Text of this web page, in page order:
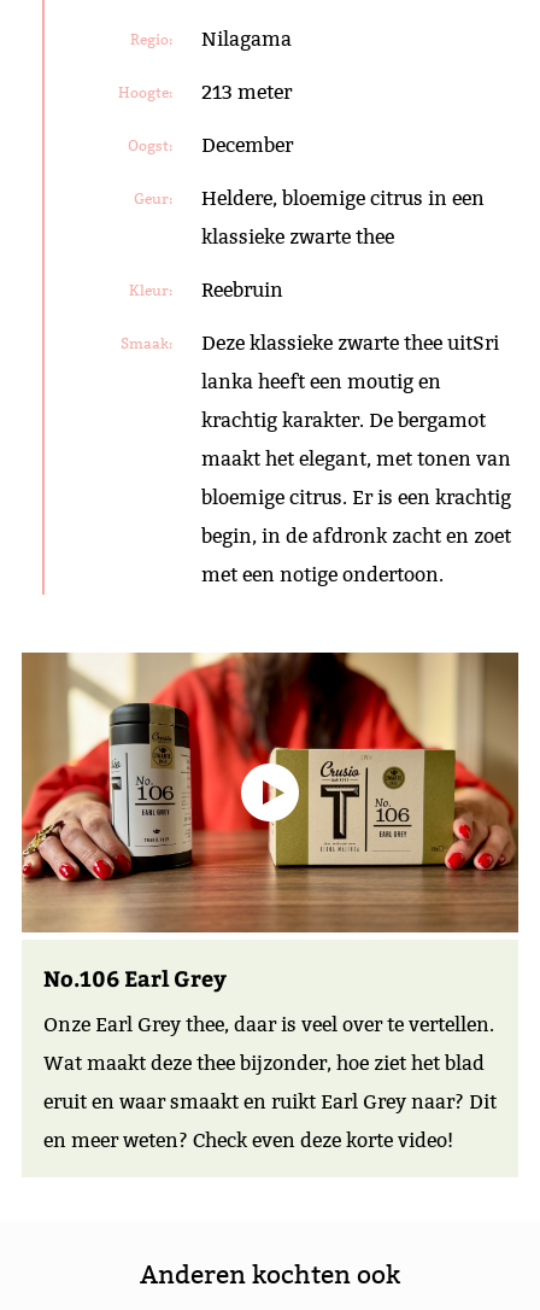
Regio: Nilagama
Hoogte: 213 meter
Oogst: December
Geur:
Heldere, bloemige citrus in een
klassieke zwarte thee
Kleur: Reebruin
Smaak:
Deze klassieke zwarte thee uitSri
lanka heeft een moutig en
krachtig karakter. De bergamot
maakt het elegant, met tonen van
bloemige citrus. Er is een krachtig
begin, in de afdronk zacht en zoet
met een notige ondertoon.
No.106 Earl Grey
Onze Earl Grey thee, daar is veel over te vertellen.
Wat maakt deze thee bijzonder, hoe ziet het blad
eruit en waar smaakt en ruikt Earl Grey naar? Dit
en meer weten? Check even deze korte video!
Anderen kochten ook